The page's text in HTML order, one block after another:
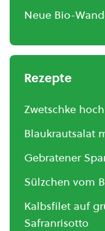
Neue Bio-
Rezepte
Zwetschke
Blaukrautsalat
Gebratener
Sülzchen vom
Kalbsfilet auf
Safranrisotto